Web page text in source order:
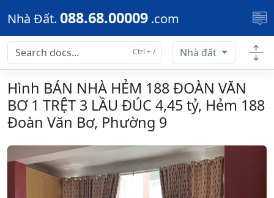
Skip to main content
Nhà Đất. 088.68.00009 .com
Nhà đất
Hình BÁN NHÀ HẺM 188 ĐOÀN VĂN
BƠ 1 TRỆT 3 LẦU ĐÚC 4,45 tỷ, Hẻm 188
Đoàn Văn Bơ, Phường 9